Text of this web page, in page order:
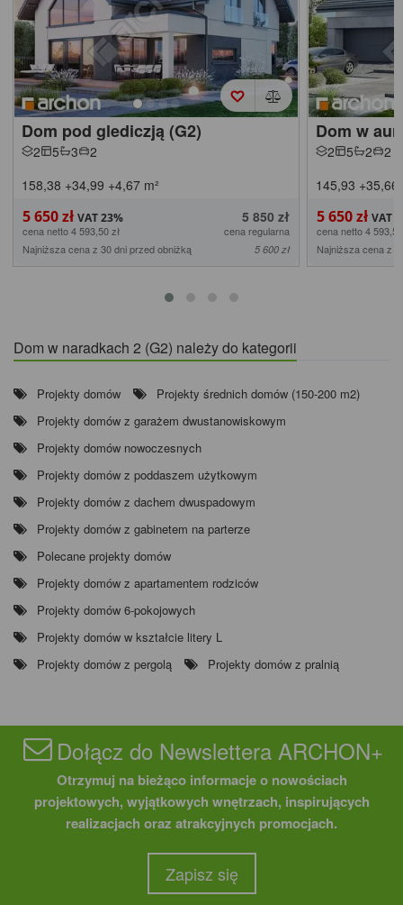
Dom pod glediczją (G2)
2 5 3
2
158,38 +34,99 +4,67 m²
5 650 zł 5 850 zł
cena netto 4 593,50 zł
cena regularna
Najniższa cena z 30 dni przed obniżką
5 600 zł
Dom w
2 5 2
2
145,93 +35,66
5 650 zł
cena netto 4
Najniższa cena z
Dom w naradkach 2 (G2) należy do kategorii
Projekty domów
Projekty średnich domów (150-200 m2)
Projekty domów z garażem dwustanowiskowym
Projekty domów nowoczesnych
Projekty domów z poddaszem użytkowym
Projekty domów z dachem dwuspadowym
Projekty domów z gabinetem na parterze
Polecane projekty domów
Projekty domów z apartamentem rodziców
Projekty domów 6-pokojowych
Projekty domów w kształcie litery L
Projekty domów z pergolą
Projekty domów z pralnią
Dołącz do Newslettera ARCHON+
Otrzymuj na bieżąco informacje o nowościach
projektowych, wyjątkowych wnętrzach, inspirujących
realizacjach oraz atrakcyjnych promocjach.
Zapisz się